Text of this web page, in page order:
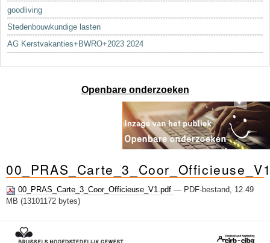
goodliving
Stedenbouwkundige lasten
AG Kerstvakanties+BWRO+2023 2024
Openbare onderzoeken
00_PRAS_Carte_3_Coor_Officieuse_V1.pdf — PDF-bestand, 12.49
MB (13101172 bytes)